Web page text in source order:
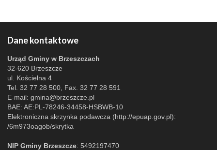
Dane kontaktowe
Urząd Gminy w Brzeszczach
32-620 Brzeszcze
ul. Kościelna 4
Tel. 32 77 28 500, Fax. 32 77 28 591
E-mail: gmina@brzeszcze.pl
BAE: AE:PL-78246-34458-HSBWB-10
Elektroniczna skrzynka podawcza (http://epuap.gov.pl):
/6m973oagob/skrytka
NIP Gminy Brzeszcze: 5492197470